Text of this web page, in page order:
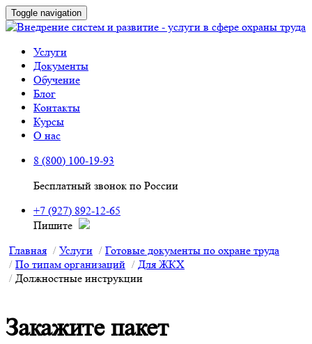
Toggle navigation
Услуги
Документы
Обучение
Блог
Контакты
Курсы
О нас
8 (800) 100-19-93
Бесплатный звонок по России
+7 (927) 892-12-65
Пишите
Главная
Услуги
Готовые документы по охране труда
По типам организаций
Для ЖКХ
Должностные инструкции
Закажите пакет